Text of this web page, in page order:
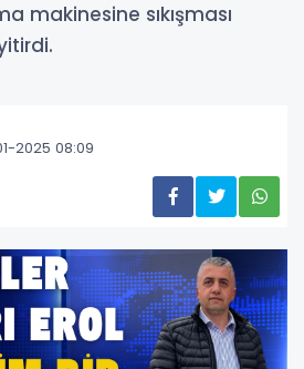
makinesine sıkışması
2025 08:09